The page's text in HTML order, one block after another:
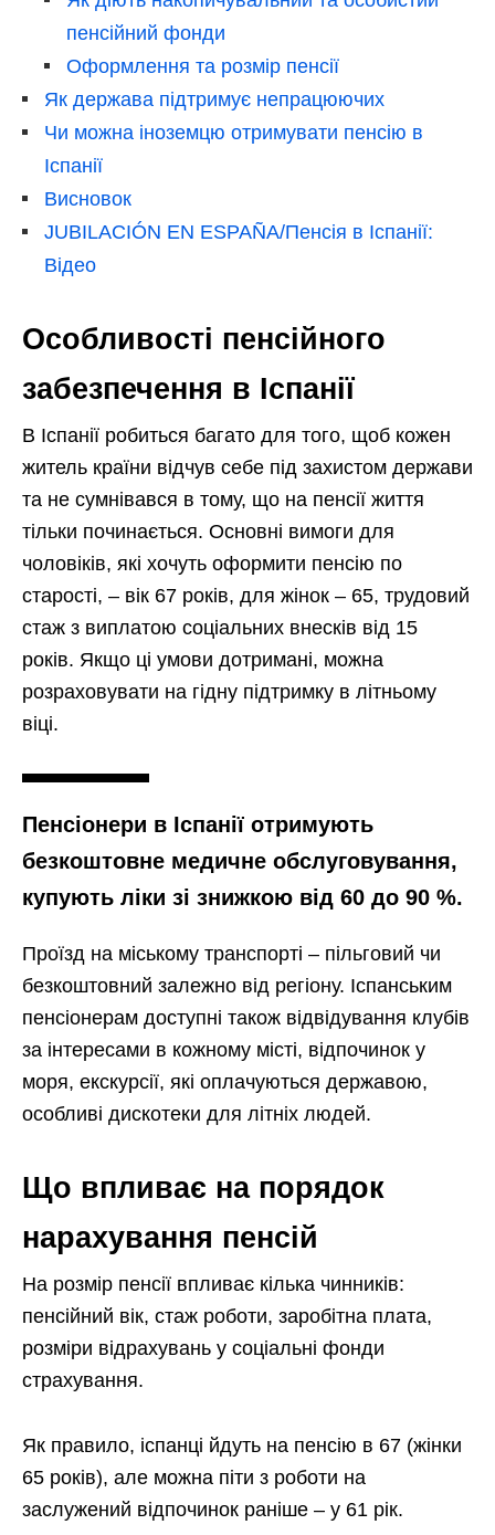
пенсійний фонди
Оформлення та розмір пенсії
Як держава підтримує непрацюючих
Чи можна іноземцю отримувати пенсію в
Іспанії
Висновок
JUBILACIÓN EN ESPAÑA/Пенсія в Іспанії:
Відео
Особливості пенсійного
забезпечення в Іспанії
В Іспанії робиться багато для того, щоб кожен
житель країни відчув себе під захистом держави
та не сумнівався в тому, що на пенсії життя
тільки починається. Основні вимоги для
чоловіків, які хочуть оформити пенсію по
старості, – вік 67 років, для жінок – 65, трудовий
стаж з виплатою соціальних внесків від 15
років. Якщо ці умови дотримані, можна
розраховувати на гідну підтримку в літньому
віці.
Пенсіонери в Іспанії отримують
безкоштовне медичне обслуговування,
купують ліки зі знижкою від 60 до 90 %.
Проїзд на міському транспорті – пільговий чи
безкоштовний залежно від регіону. Іспанським
пенсіонерам доступні також відвідування клубів
за інтересами в кожному місті, відпочинок у
моря, екскурсії, які оплачуються державою,
особливі дискотеки для літніх людей.
Що впливає на порядок
нарахування пенсій
На розмір пенсії впливає кілька чинників:
пенсійний вік, стаж роботи, заробітна плата,
розміри відрахувань у соціальні фонди
страхування.
Як правило, іспанці йдуть на пенсію в 67 (жінки
65 років), але можна піти з роботи на
заслужений відпочинок раніше – у 61 рік.